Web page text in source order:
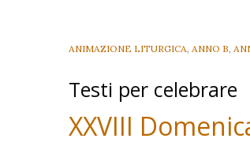
ANIMAZIONE LITURGICA ANNO B
Testi per celebrare
XXVIII